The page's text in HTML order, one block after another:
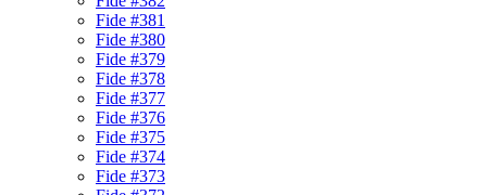
Fide #381
Fide #380
Fide #379
Fide #378
Fide #377
Fide #376
Fide #375
Fide #374
Fide #373